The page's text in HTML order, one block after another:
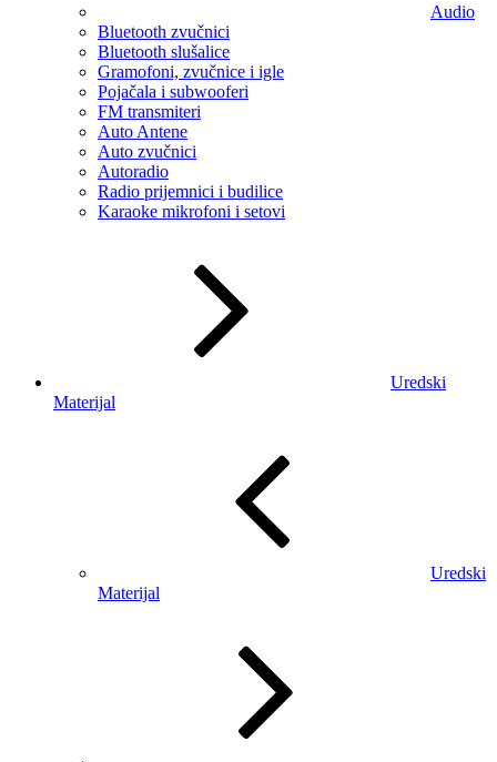
Audio
Bluetooth zvučnici
Bluetooth slušalice
Gramofoni, zvučnice i igle
Pojačala i subwooferi
FM transmiteri
Auto Antene
Auto zvučnici
Autoradio
Radio prijemnici i budilice
Karaoke mikrofoni i setovi
Uredski
Materijal
Uredski
Materijal